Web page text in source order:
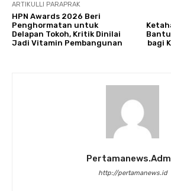
ARTIKULLI PARAPRAK
HPN Awards 2026 Beri
Penghormatan untuk
Delapan Tokoh, Kritik Dinilai
Jadi Vitamin Pembangunan
bagi
http://pertamanews.id